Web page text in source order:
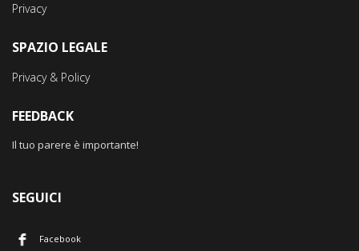
Privacy
SPAZIO LEGALE
Privacy & Policy
FEEDBACK
Il tuo parere è importante!
SEGUICI
Facebook